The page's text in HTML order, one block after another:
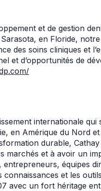
et de gestion
en Floride,
des soins cliniques et
et d’opportunités de
internationale
en Amérique du Nord
durable,
marchés et à avoir un
équipes
et les
avec un fort héritage